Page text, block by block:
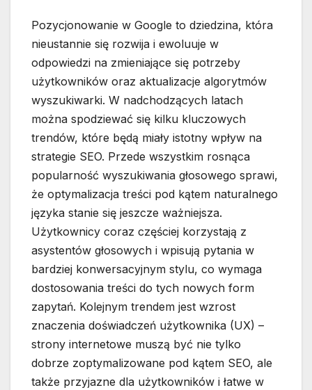
Pozycjonowanie w Google to dziedzina, która
nieustannie się rozwija i ewoluuje w
odpowiedzi na zmieniające się potrzeby
użytkowników oraz aktualizacje algorytmów
wyszukiwarki. W nadchodzących latach
można spodziewać się kilku kluczowych
trendów, które będą miały istotny wpływ na
strategie SEO. Przede wszystkim rosnąca
popularność wyszukiwania głosowego sprawi,
że optymalizacja treści pod kątem naturalnego
języka stanie się jeszcze ważniejsza.
Użytkownicy coraz częściej korzystają z
asystentów głosowych i wpisują pytania w
bardziej konwersacyjnym stylu, co wymaga
dostosowania treści do tych nowych form
zapytań. Kolejnym trendem jest wzrost
znaczenia doświadczeń użytkownika (UX) –
strony internetowe muszą być nie tylko
dobrze zoptymalizowane pod kątem SEO, ale
także przyjazne dla użytkowników i łatwe w